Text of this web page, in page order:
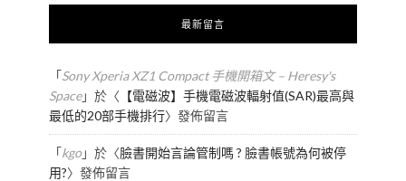
最新留言
「Sony Xperia XZ1 Compact 手機開箱文 – Heresy's
Space」於〈 【電磁波】手機電磁波輻射值(SAR)最高與
最低的20部手機排行〉發佈留言
「kgo」於〈臉書開始言論管制嗎 ? 臉書帳號為何被停
用?〉發佈留言